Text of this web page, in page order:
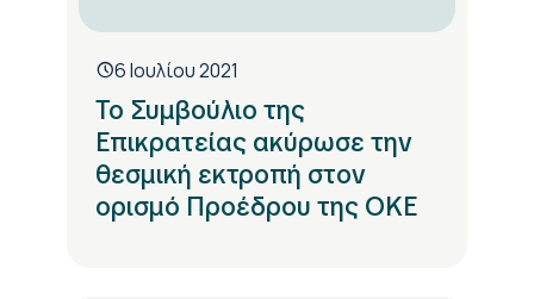
6 Ιουλίου 2021
Το Συμβούλιο της
Επικρατείας ακύρωσε την
θεσμική εκτροπή στον
ορισμό Προέδρου της ΟΚΕ